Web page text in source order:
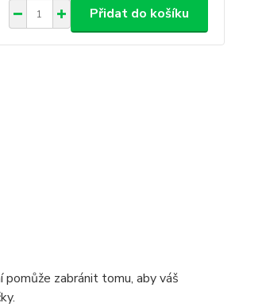
Přidat do košíku
pomůže zabránit tomu, aby váš